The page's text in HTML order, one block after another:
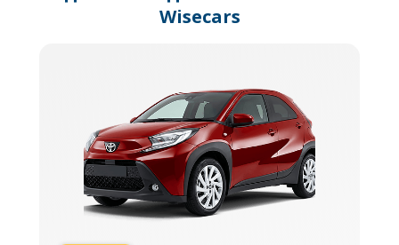
Wisecars